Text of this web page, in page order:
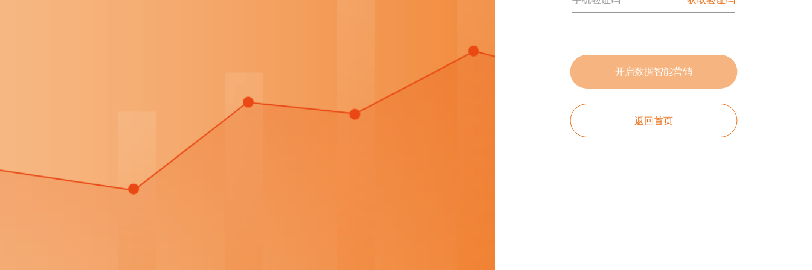
开启数据智能营销
返回首页